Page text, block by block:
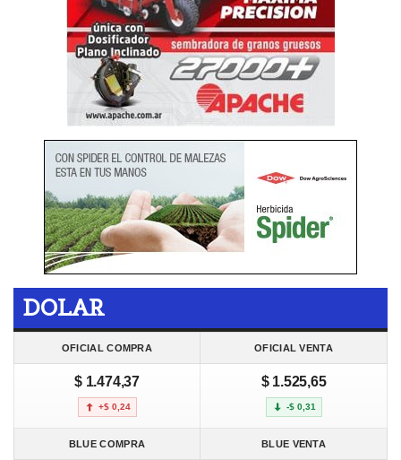
DOLAR
OFICIAL COMPRA OFICIAL VENTA
$ 1.474,37
+$ 0,24
$ 1.525,65
-$ 0,31
BLUE COMPRA BLUE VENTA